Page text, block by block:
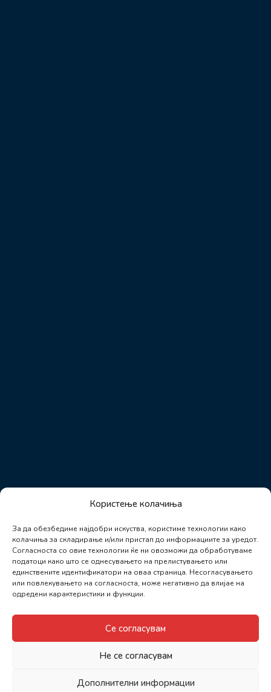
Користење колачиња
За да обезбедиме најдобри искуства, користиме технологии како
колачиња за складирање и/или пристап до информациите за уредот.
Согласноста со овие технологии ќе ни овозможи да обработуваме
податоци како што се однесувањето на прелистувањето или
единствените идентификатори на оваа страница. Несогласувањето
или повлекувањето на согласноста, може негативно да влијае на
одредени карактеристики и функции.
Се согласувам
Не се согласувам
Дополнителни информации